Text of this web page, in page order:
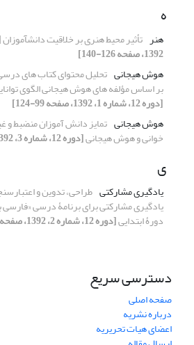
ه
هنر تأثیر محیط هنری بر خلاقیت دانش‎آموزان
1392، صفحه 126-140]
هوش هیجانی تحلیل محتوای کتاب های
بر اساس مؤلفه های هوش هیجانی الگوی
[دوره 12، شماره 1، 1392، صفحه 99-124]
هوش هیجانی تمایز دانش آموزان منضبط
خوانی و هوش هیجانی[دوره 12، شماره 3، 1392، صفحه 95-109]
ی
یادگیری مشارکتی طراحی، تدوین و
یادگیری مشارکتی برای برنامۀ درسی «فارسی
دورۀ ابتدایی[دوره 12، شماره 2، 1392، صفحه 9-50]
دسترسی سریع
صفحه اصلی
درباره نشریه
اعضای هیات تحریریه